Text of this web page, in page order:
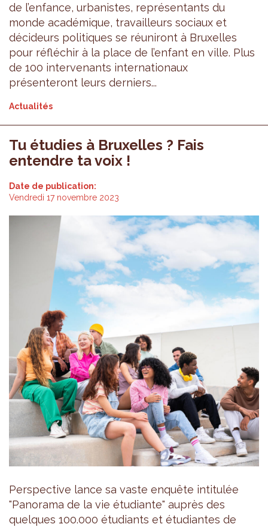
de l’enfance, urbanistes, représentants du
monde académique, travailleurs sociaux et
décideurs politiques se réuniront à Bruxelles
pour réfléchir à la place de l’enfant en ville. Plus
de 100 intervenants internationaux
présenteront leurs derniers...
Actualités
Tu étudies à Bruxelles ? Fais
entendre ta voix !
Date de publication:
Vendredi 17 novembre 2023
Perspective lance sa vaste enquête intitulée
"Panorama de la vie étudiante" auprès des
quelques 100.000 étudiants et étudiantes de